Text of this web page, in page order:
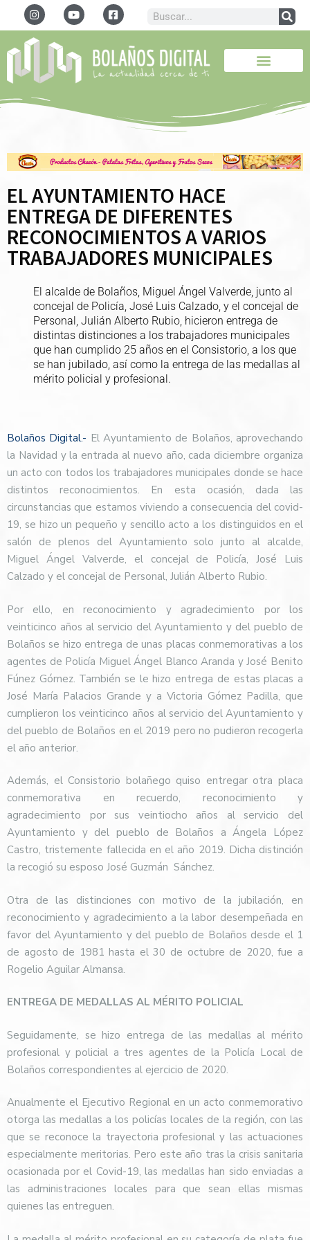
EL AYUNTAMIENTO HACE
ENTREGA DE DIFERENTES
RECONOCIMIENTOS A VARIOS
TRABAJADORES MUNICIPALES
El alcalde de Bolaños, Miguel Ángel Valverde, junto al
concejal de Policía, José Luis Calzado, y el concejal de
Personal, Julián Alberto Rubio, hicieron entrega de
distintas distinciones a los trabajadores municipales
que han cumplido 25 años en el Consistorio, a los que
se han jubilado, así como la entrega de las medallas al
mérito policial y profesional.
Bolaños Digital.- El Ayuntamiento de Bolaños, aprovechando
la Navidad y la entrada al nuevo año, cada diciembre organiza
un acto con todos los trabajadores municipales donde se hace
distintos reconocimientos. En esta ocasión, dada las
circunstancias que estamos viviendo a consecuencia del covid-
19, se hizo un pequeño y sencillo acto a los distinguidos en el
salón de plenos del Ayuntamiento solo junto al alcalde,
Miguel Ángel Valverde, el concejal de Policía, José Luis
Calzado y el concejal de Personal, Julián Alberto Rubio.
Por ello, en reconocimiento y agradecimiento por los
veinticinco años al servicio del Ayuntamiento y del pueblo de
Bolaños se hizo entrega de unas placas conmemorativas a los
agentes de Policía Miguel Ángel Blanco Aranda y José Benito
Fúnez Gómez. También se le hizo entrega de estas placas a
José María Palacios Grande y a Victoria Gómez Padilla, que
cumplieron los veinticinco años al servicio del Ayuntamiento y
del pueblo de Bolaños en el 2019 pero no pudieron recogerla
el año anterior.
Además, el Consistorio bolañego quiso entregar otra placa
conmemorativa en recuerdo, reconocimiento y
agradecimiento por sus veintiocho años al servicio del
Ayuntamiento y del pueblo de Bolaños a Ángela López
Castro, tristemente fallecida en el año 2019. Dicha distinción
la recogió su esposo José Guzmán Sánchez.
Otra de las distinciones con motivo de la jubilación, en
reconocimiento y agradecimiento a la labor desempeñada en
favor del Ayuntamiento y del pueblo de Bolaños desde el 1
de agosto de 1981 hasta el 30 de octubre de 2020, fue a
Rogelio Aguilar Almansa.
ENTREGA DE MEDALLAS AL MÉRITO POLICIAL
Seguidamente, se hizo entrega de las medallas al mérito
profesional y policial a tres agentes de la Policía Local de
Bolaños correspondientes al ejercicio de 2020.
Anualmente el Ejecutivo Regional en un acto conmemorativo
otorga las medallas a los policías locales de la región, con las
que se reconoce la trayectoria profesional y las actuaciones
especialmente meritorias. Pero este año tras la crisis sanitaria
ocasionada por el Covid-19, las medallas han sido enviadas a
las administraciones locales para que sean ellas mismas
quienes las entreguen.